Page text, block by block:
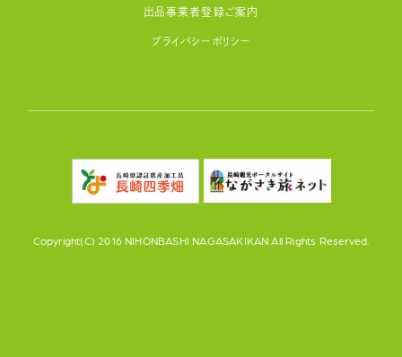
出品事業者登録ご案内
プライバシーポリシー
Copyright(C) 2016 NIHONBASHI NAGASAKIKAN All Rights Reserved.